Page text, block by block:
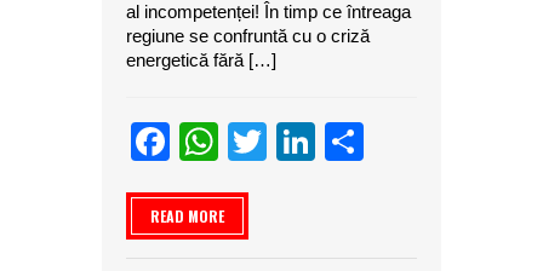
al incompetenței! În timp ce întreaga
regiune se confruntă cu o criză
energetică fără […]
Facebook
WhatsApp
TwitterLinkedIn
READ MORE